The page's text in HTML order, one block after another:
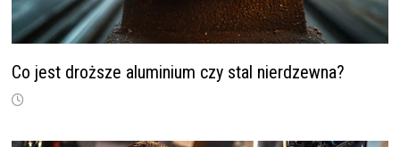
Co jest droższe aluminium czy stal nierdzewna?